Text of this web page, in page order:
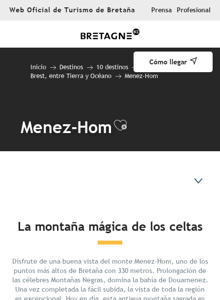
AllerWeb Oficial de Turismo de Bretaña Prensa Profesional
Cómo llegar
Inicio Destinos
10 destinos
Brest, entre Tierra y Océano
Menez-Hom
Menez-HomAjouter aux
Preparar tu estancia
En los alrededores
La montaña mágica de los celtas
Disfrute de una buena vista del monte Menez-Hom, uno de los
puntos más altos de Bretaña con 330 metros. Prolongación de
las célebres Montañas Negras, domina la bahía de Douarnenez.
Una vez completada la fácil subida, la vista de toda la región